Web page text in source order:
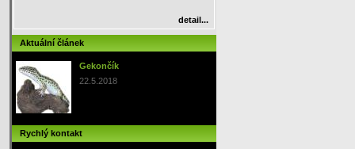
detail...
Aktuální článek
Gekončík
22.5.2018
Rychlý kontakt